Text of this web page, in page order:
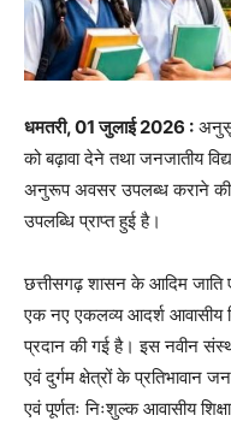
धमतरी, 01 जुलाई 2026 :
को बढ़ावा देने तथा जनजातीय
अनुरूप अवसर उपलब्ध कराने की
उपलब्धि प्राप्त हुई है।
छत्तीसगढ़ शासन के आदिम जाति
एक नए एकलव्य आदर्श आवासीय
प्रदान की गई है। इस नवीन
एवं दुर्गम क्षेत्रों के
एवं पूर्णतः निःशुल्क आवासीय